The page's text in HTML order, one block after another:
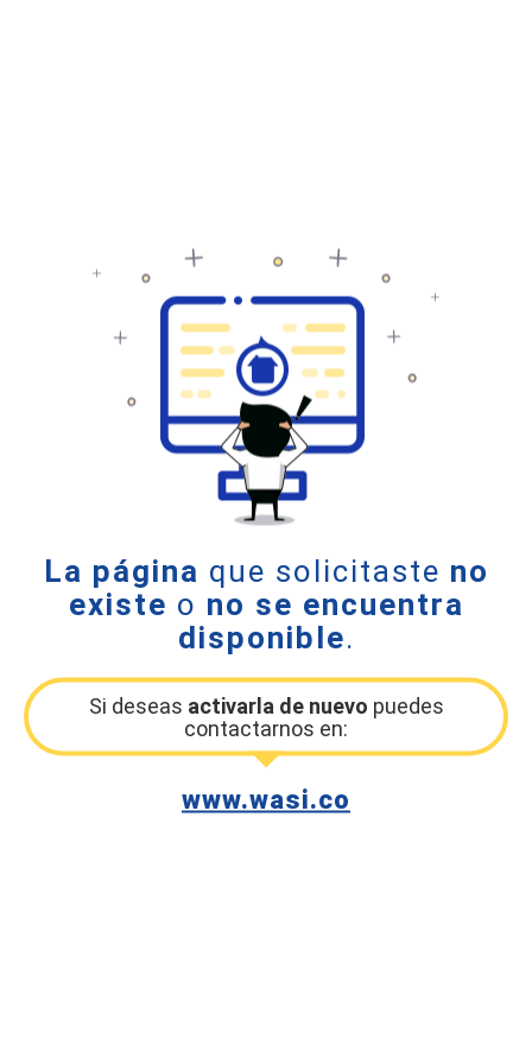
La página que solicitaste no
existe o no se encuentra
disponible.
Si deseas activarla de nuevo puedes
contactarnos en:
www.wasi.co